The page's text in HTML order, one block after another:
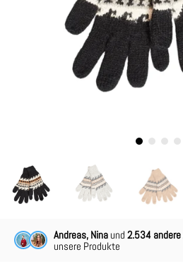
Andreas, Ninaund2.534 andere
unsere Produkte